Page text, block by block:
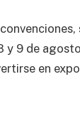
y 9 de
en